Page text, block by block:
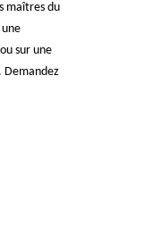
maîtres du
sur une
Demandez